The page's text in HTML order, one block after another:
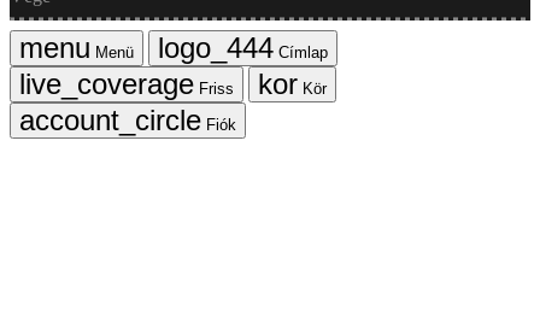
Menü
Címlap
Friss
Kör
Fiók